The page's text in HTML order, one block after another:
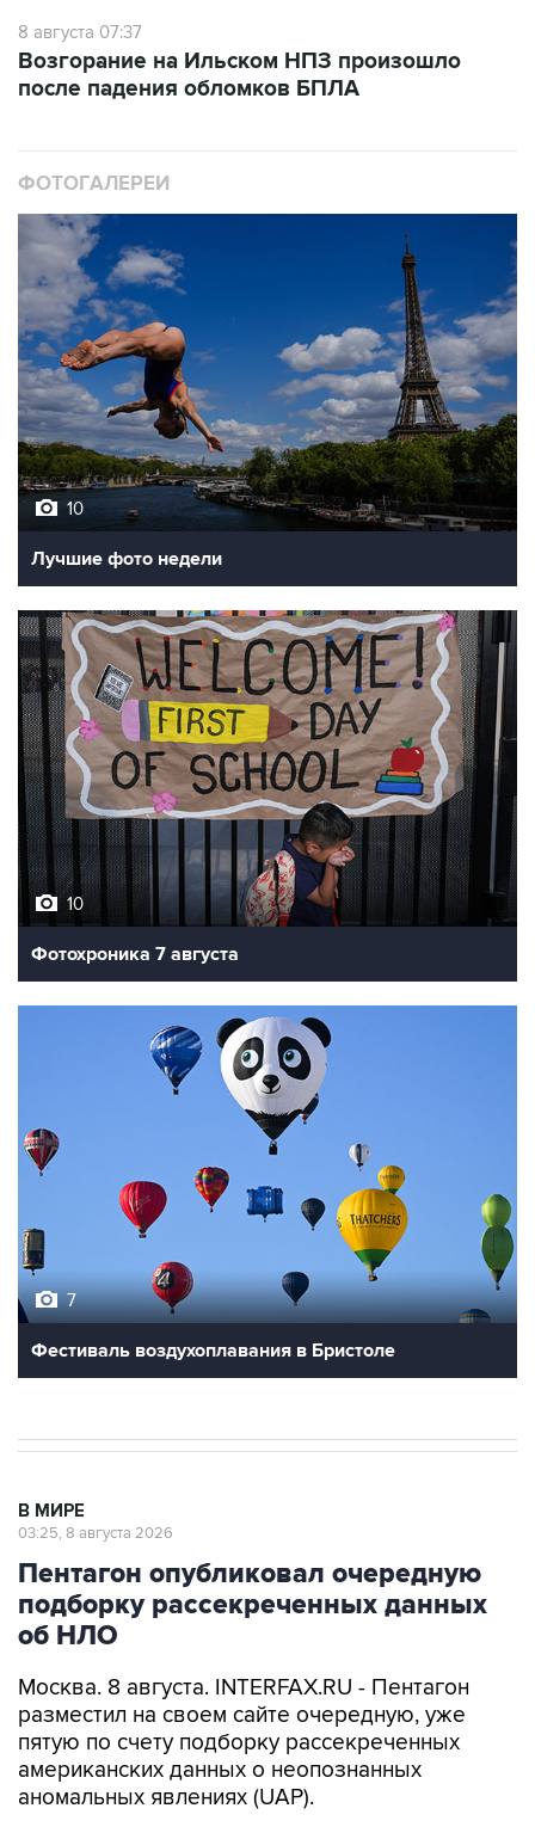
8 августа 07:37
Возгорание на Ильском НПЗ произошло
после падения обломков БПЛА
ФОТОГАЛЕРЕИ
10
Лучшие фото недели
10
Фотохроника 7 августа
7
Фестиваль воздухоплавания в Бристоле
В МИРЕ
03:25, 8 августа 2026
Пентагон опубликовал очередную
подборку рассекреченных данных
об НЛО
Москва. 8 августа. INTERFAX.RU - Пентагон
разместил на своем сайте очередную, уже
пятую по счету подборку рассекреченных
американских данных о неопознанных
аномальных явлениях (UAP).